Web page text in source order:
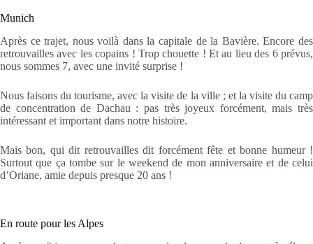
Munich
Après ce trajet, nous voilà dans la capitale de la Bavière. Encore des
retrouvailles avec les copains ! Trop chouette ! Et au lieu des 6 prévus,
nous sommes 7, avec une invité surprise !
Nous faisons du tourisme, avec la visite de la ville ; et la visite du camp
de concentration de Dachau : pas très joyeux forcément, mais très
intéressant et important dans notre histoire.
Mais bon, qui dit retrouvailles dit forcément fête et bonne humeur !
Surtout que ça tombe sur le weekend de mon anniversaire et de celui
d’Oriane, amie depuis presque 20 ans !
En route pour les Alpes